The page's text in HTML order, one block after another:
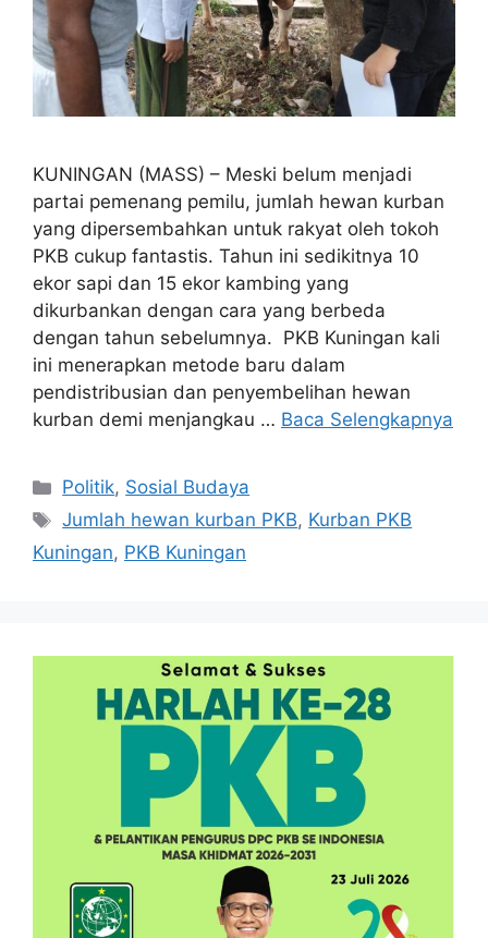
KUNINGAN (MASS) – Meski belum menjadi
partai pemenang pemilu, jumlah hewan kurban
yang dipersembahkan untuk rakyat oleh tokoh
PKB cukup fantastis. Tahun ini sedikitnya 10
ekor sapi dan 15 ekor kambing yang
dikurbankan dengan cara yang berbeda
dengan tahun sebelumnya. PKB Kuningan kali
ini menerapkan metode baru dalam
pendistribusian dan penyembelihan hewan
kurban demi menjangkau … Baca Selengkapnya
Kategori
Politik, Sosial Budaya
Tag
Jumlah hewan kurban PKB, Kurban PKB
Kuningan, PKB Kuningan